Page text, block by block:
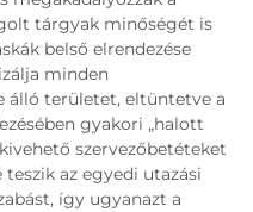
tárgyak minőségét is
belső elrendezése
minden
álló területet, eltüntetve a
gyakori „halott
szervezőbetéteket
az egyedi utazási
így ugyanazt a